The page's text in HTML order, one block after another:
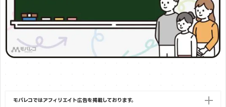
モバレコではアフィリエイト広告を掲載しております。